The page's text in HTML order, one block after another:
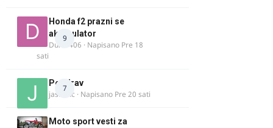
9
Honda f2 prazni se
akomulator
Dule1406 · Napisano Pre 18
sati
7
Pozdrav
jasminc · Napisano Pre 20 sati
Moto sport vesti za